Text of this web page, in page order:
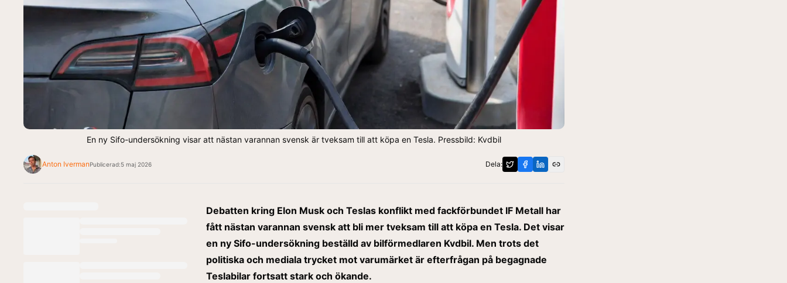
En ny Sifo-undersökning visar att nästan varannan svensk är tveksam till att köpa en Tesla. Pressbild: Kvdbil
Anton IvermanPublicerad:5 maj 2026 Dela:
Debatten kring Elon Musk och Teslas konflikt med fackförbundet IF Metall har
fått nästan varannan svensk att bli mer tveksam till att köpa en Tesla. Det visar
en ny Sifo-undersökning beställd av bilförmedlaren Kvdbil. Men trots det
politiska och mediala trycket mot varumärket är efterfrågan på begagnade
Teslabilar fortsatt stark och ökande.